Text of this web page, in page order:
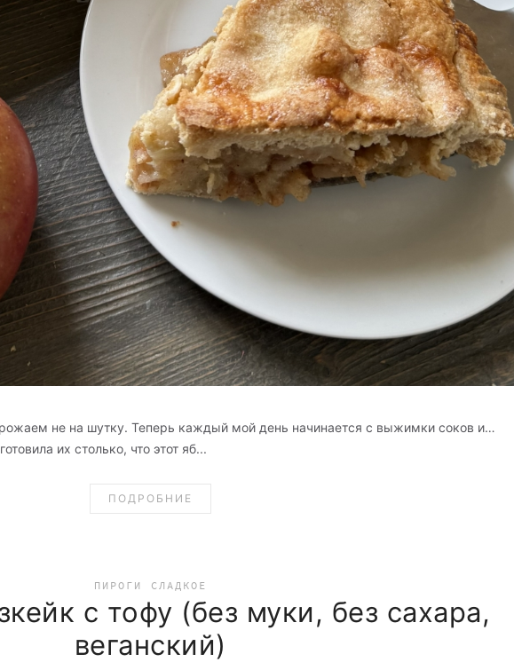
не на шутку. Теперь каждый мой день начинается с выжимки соков и…
их столько, что этот яб...
ПОДРОБНИЕ
ПИРОГИ СЛАДКОЕ
с тофу (без муки, без сахара,
веганский)